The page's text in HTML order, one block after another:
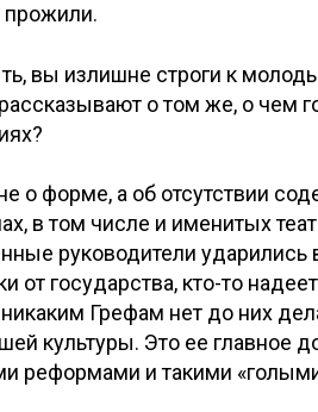
вы излишне строги к
о том же, о чем
о форме, а об отсутствии
в том числе и именитых
руководители
от государства, кто-то
Грефам нет до них
культуры. Это ее главное
реформами и такими